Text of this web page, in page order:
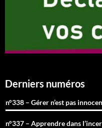
Derniers numéros
n°338 – Gérer n’est pas
n°337 – Apprendre dans